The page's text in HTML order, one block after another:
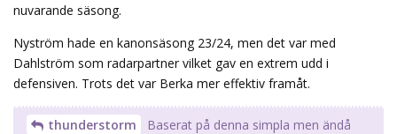
nuvarande säsong.
Nyström hade en kanonsäsong 23/24, men det var med
Dahlström som radarpartner vilket gav en extrem udd i
defensiven. Trots det var Berka mer effektiv framåt.
thunderstorm
Baserat på denna simpla men ändå